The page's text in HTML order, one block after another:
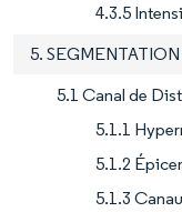
4.3.5
5.
5.1 Canal de
5.1.1
5.1.2
5.1.3